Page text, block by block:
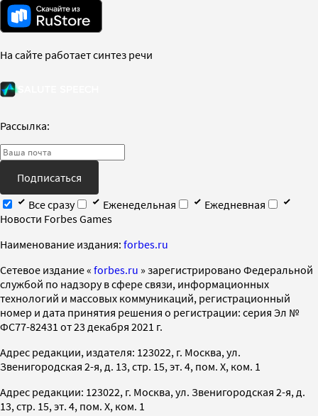
На сайте работает синтез речи
Рассылка:
Подписаться
Все сразу
Еженедельная
Ежедневная
Новости Forbes Games
Наименование издания: forbes.ru
Cетевое издание « forbes.ru » зарегистрировано Федеральной
службой по надзору в сфере связи, информационных
технологий и массовых коммуникаций, регистрационный
номер и дата принятия решения о регистрации: серия Эл №
ФС77-82431 от 23 декабря 2021 г.
Адрес редакции, издателя: 123022, г. Москва, ул.
Звенигородская 2-я, д. 13, стр. 15, эт. 4, пом. X, ком. 1
Адрес редакции: 123022, г. Москва, ул. Звенигородская 2-я, д.
13, стр. 15, эт. 4, пом. X, ком. 1